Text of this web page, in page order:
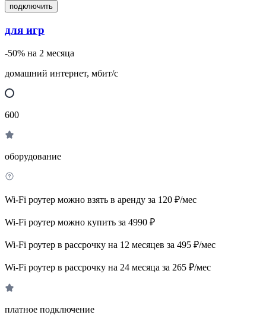
подключить
для игр
-50% на 2 месяца
домашний интернет, мбит/с
600
оборудование
Wi-Fi роутер можно взять в аренду за 120 ₽/мес
Wi-Fi роутер можно купить за 4990 ₽
Wi-Fi роутер в рассрочку на 12 месяцев за 495 ₽/мес
Wi-Fi роутер в рассрочку на 24 месяца за 265 ₽/мес
платное подключение